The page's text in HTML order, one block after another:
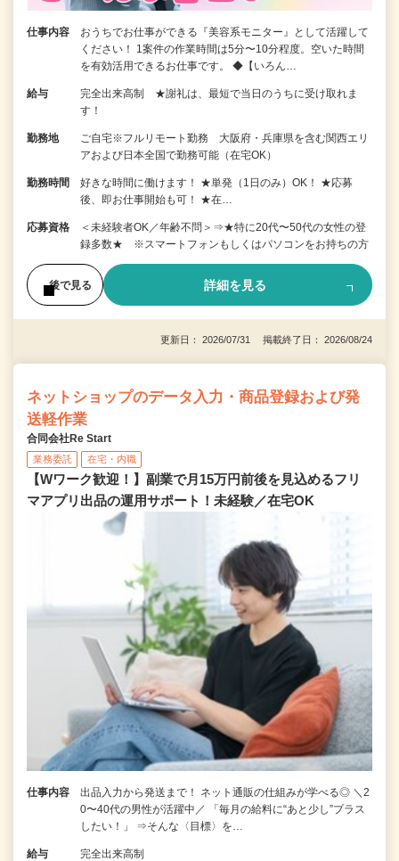
仕事内容
おうちでお仕事ができる『美容系モニター』として活躍して
ください！ 1案件の作業時間は5分〜10分程度。空いた時間
を有効活用できるお仕事です。 ◆【いろん…
給与
完全出来高制 ★謝礼は、最短で当日のうちに受け取れま
す！
勤務地
ご自宅※フルリモート勤務 大阪府・兵庫県を含む関西エリ
アおよび日本全国で勤務可能（在宅OK）
勤務時間
好きな時間に働けます！ ★単発（1日のみ）OK！ ★応募
後、即お仕事開始も可！ ★在…
応募資格
＜未経験者OK／年齢不問＞⇒★特に20代〜50代の女性の登
録多数★ ※スマートフォンもしくはパソコンをお持ちの方
後で見る 詳細を見る
更新日： 2026/07/31 掲載終了日： 2026/08/24
ネットショップのデータ入力・商品登録および発
送軽作業
合同会社Re Start
業務委託 在宅・内職
【Wワーク歓迎！】副業で月15万円前後を見込めるフリ
マアプリ出品の運用サポート！未経験／在宅OK
仕事内容
出品入力から発送まで！ ネット通販の仕組みが学べる◎ ＼2
0〜40代の男性が活躍中／ 「毎月の給料に“あと少し”プラス
したい！」 ⇒そんな〈目標〉を…
給与 完全出来高制